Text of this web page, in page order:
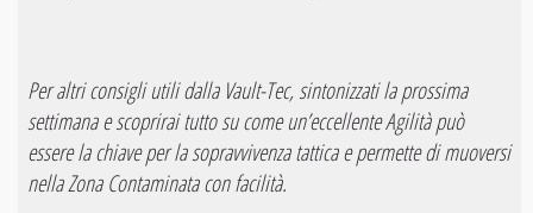
Per altri consigli utili dalla Vault-Tec, sintonizzati la prossima
settimana e scoprirai tutto su come un’eccellente Agilità può
essere la chiave per la sopravvivenza tattica e permette di muoversi
nella Zona Contaminata con facilità.